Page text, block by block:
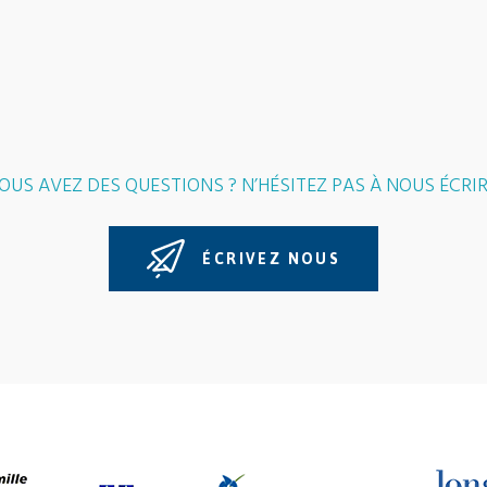
AVEZ DES QUESTIONS ? N’HÉSITEZ PAS À NOUS
ÉCRIVEZ NOUS